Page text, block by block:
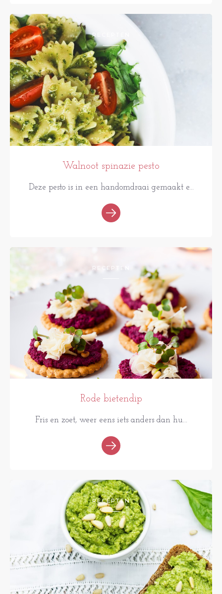
RECEPTEN
Walnoot spinazie pesto
Deze pesto is in een handomdraai gemaakt e...
RECEPTEN
Rode bietendip
Fris en zoet, weer eens iets anders dan hu...
RECEPTEN